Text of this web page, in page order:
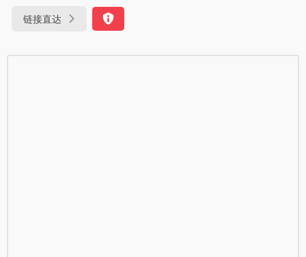
链接直达